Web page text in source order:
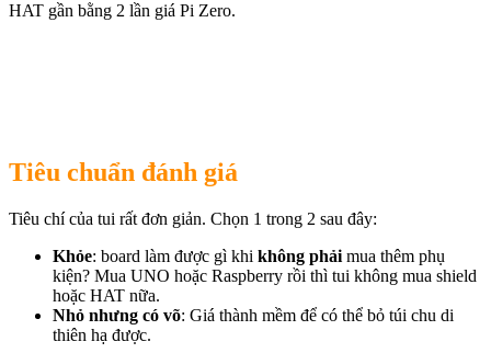
HAT gần bằng 2 lần giá Pi Zero.
Tiêu chuẩn đánh giá
Tiêu chí của tui rất đơn giản. Chọn 1 trong 2 sau đây:
Khỏe: board làm được gì khi không phải mua thêm phụ
kiện? Mua UNO hoặc Raspberry rồi thì tui không mua shield
hoặc HAT nữa.
Nhỏ nhưng có võ: Giá thành mềm để có thể bỏ túi chu di
thiên hạ được.